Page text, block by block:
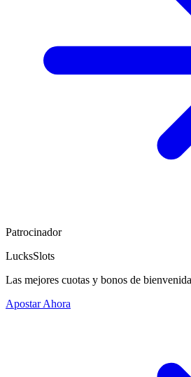
Patrocinador
LucksSlots
Las mejores cuotas y bonos de
Apostar Ahora